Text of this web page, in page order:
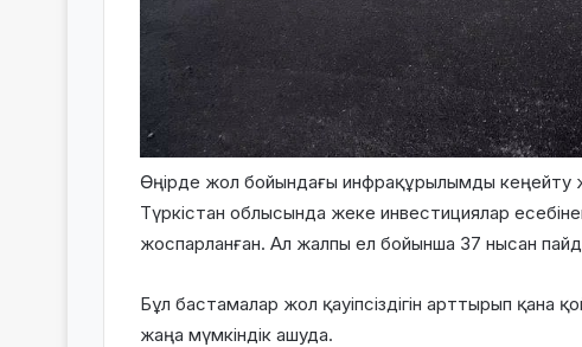
Өңірде жол бойындағы инфрақұрылымды
Түркістан облысында жеке инвестициялар
жоспарланған. Ал жалпы ел бойынша 37 нысан
Бұл бастамалар жол қауіпсіздігін арттырып қана
жаңа мүмкіндік ашуда.